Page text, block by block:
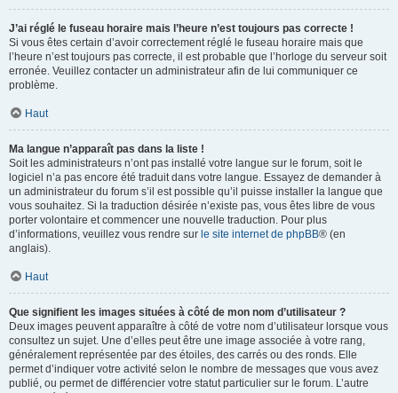
J’ai réglé le fuseau horaire mais l’heure n’est toujours pas correcte !
Si vous êtes certain d’avoir correctement réglé le fuseau horaire mais que
l’heure n’est toujours pas correcte, il est probable que l’horloge du serveur soit
erronée. Veuillez contacter un administrateur afin de lui communiquer ce
problème.
Haut
Ma langue n’apparaît pas dans la liste !
Soit les administrateurs n’ont pas installé votre langue sur le forum, soit le
logiciel n’a pas encore été traduit dans votre langue. Essayez de demander à
un administrateur du forum s’il est possible qu’il puisse installer la langue que
vous souhaitez. Si la traduction désirée n’existe pas, vous êtes libre de vous
porter volontaire et commencer une nouvelle traduction. Pour plus
d’informations, veuillez vous rendre sur le site internet de phpBB® (en
anglais).
Haut
Que signifient les images situées à côté de mon nom d’utilisateur ?
Deux images peuvent apparaître à côté de votre nom d’utilisateur lorsque vous
consultez un sujet. Une d’elles peut être une image associée à votre rang,
généralement représentée par des étoiles, des carrés ou des ronds. Elle
permet d’indiquer votre activité selon le nombre de messages que vous avez
publié, ou permet de différencier votre statut particulier sur le forum. L’autre